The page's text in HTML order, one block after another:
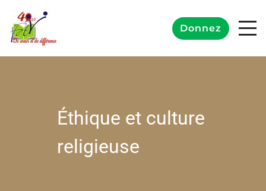
Donnez
Éthique et culture
religieuse